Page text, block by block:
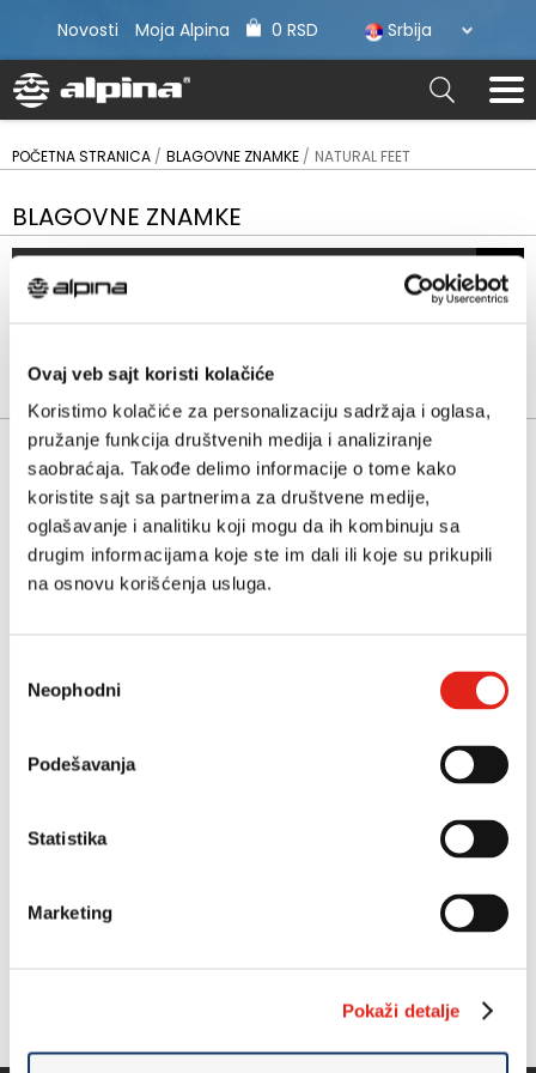
Ovaj veb sajt koristi kolačiće
Koristimo kolačiće za personalizaciju sadržaja i oglasa,
pružanje funkcija društvenih medija i analiziranje
saobraćaja. Takođe delimo informacije o tome kako
koristite sajt sa partnerima za društvene medije,
oglašavanje i analitiku koji mogu da ih kombinuju sa
drugim informacijama koje ste im dali ili koje su prikupili
na osnovu korišćenja usluga.
сагласности
Neophodni
Podešavanja
Statistika
Marketing
Pokaži detalje
Novosti Moja Alpina 0 RSD Srbija
POČETNA STRANICA BLAGOVNE ZNAMKE NATURAL FEET
BLAGOVNE ZNAMKE
Kategorije
Natural feet
Sortiraj po:
Zadano
Št. / stran
20
Prikazano 1-1 od 1 proizvoda